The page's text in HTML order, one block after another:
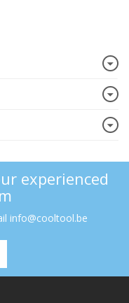
experienced
info@cooltool.be